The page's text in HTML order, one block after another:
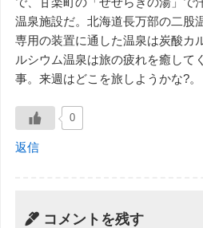
温泉施設だ。北海道長万部の二股
専用の装置に通した温泉は炭酸カ
ルシウム温泉は旅の疲れを癒して
事。来週はどこを旅しようかな?。
0
返信
コメントを残す